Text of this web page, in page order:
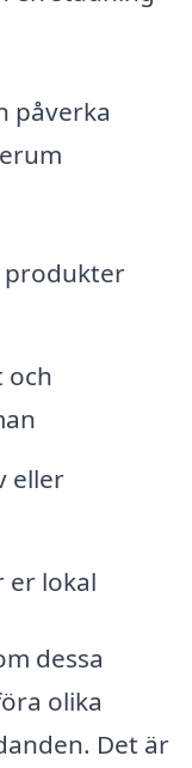
påverka
produkter
och
eller
er lokal
dessa
olika
Det är